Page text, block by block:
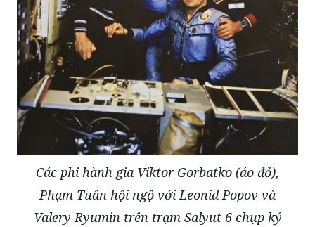
Các phi hành gia Viktor Gorbatko (áo đỏ),
Phạm Tuân hội ngộ với Leonid Popov và
Valery Ryumin trên trạm Salyut 6 chụp kỷ